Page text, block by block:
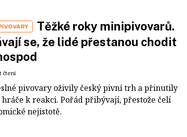
Těžké roky minipivovarů.
se, že lidé přestanou chodit
čtení
pivovary oživily český pivní trh a přinutily
k reakci. Pořád přibývají, přestože čelí
nejistotě.